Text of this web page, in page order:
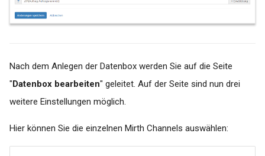
Nach dem Anlegen der Datenbox werden Sie auf die Seite
"Datenbox bearbeiten" geleitet. Auf der Seite sind nun drei
weitere Einstellungen möglich.
Hier können Sie die einzelnen Mirth Channels auswählen: